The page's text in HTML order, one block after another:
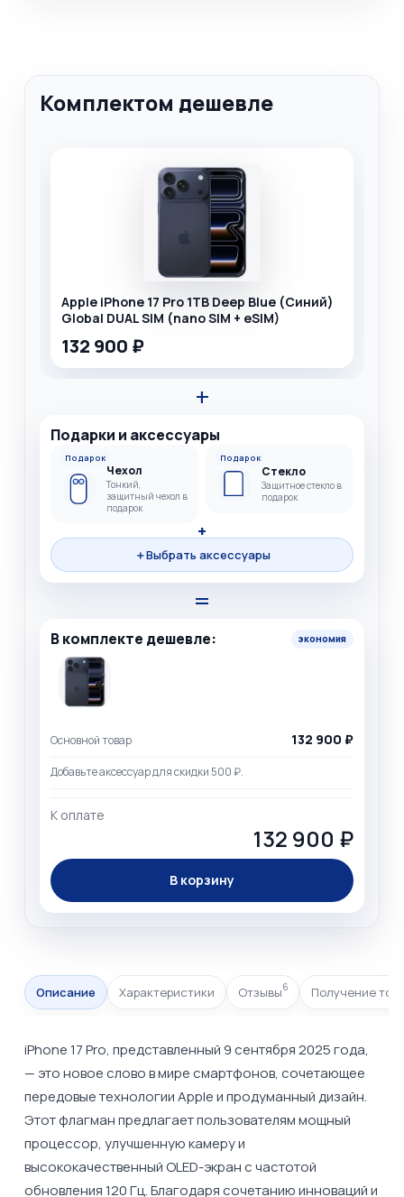
Комплектом дешевле
Apple iPhone 17 Pro 1TB Deep Blue (Синий)
Global DUAL SIM (nano SIM + eSIM)
132 900 ₽
+
Подарки и аксессуары
Подарок
Чехол
Тонкий,
защитный чехол в
подарок
Подарок
Стекло
Защитное стекло в
подарок
+
＋Выбрать аксессуары
=
В комплекте дешевле: экономия
Основной товар 132 900 ₽
Добавьте аксессуар для скидки 500 ₽.
К оплате
132 900 ₽
В корзину
Описание Характеристики Отзывы6 Получение
iPhone 17 Pro, представленный 9 сентября 2025 года,
— это новое слово в мире смартфонов, сочетающее
передовые технологии Apple и продуманный дизайн.
Этот флагман предлагает пользователям мощный
процессор, улучшенную камеру и
высококачественный OLED-экран с частотой
обновления 120 Гц. Благодаря сочетанию инноваций и